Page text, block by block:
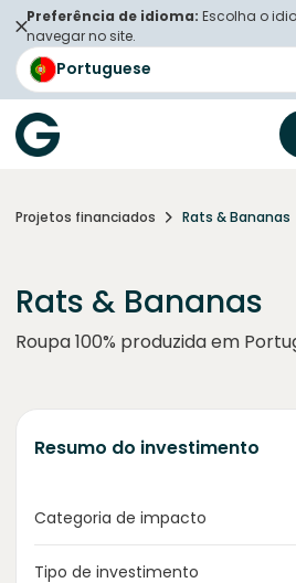
Preferência de idioma: Escolha o
navegar no site.
Portuguese
Projetos financiados Rats & Bananas
Rats & Bananas
Roupa 100% produzida em
Resumo do investimento
Categoria de impacto
Tipo de investimento